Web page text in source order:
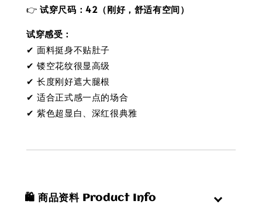
👉试穿尺码：42（刚好，舒适有空间）
试穿感受：
✔ 面料挺身不贴肚子
✔ 镂空花纹很显高级
✔ 长度刚好遮大腿根
✔ 适合正式感一点的场合
✔ 紫色超显白、深红很典雅
🛍 商品资料 Product Info